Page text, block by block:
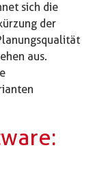
sich die
der
aus.